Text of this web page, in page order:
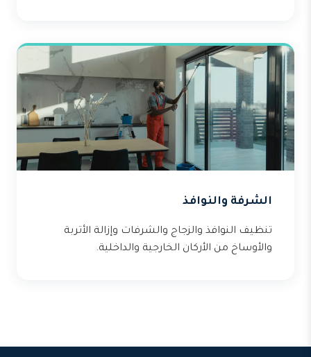
الشرفة والنوافذ
تنظيف النوافذ والزجاج والشرفات وإزالة الأتربة
والأوساخ من الأركان الخارجية والداخلية.